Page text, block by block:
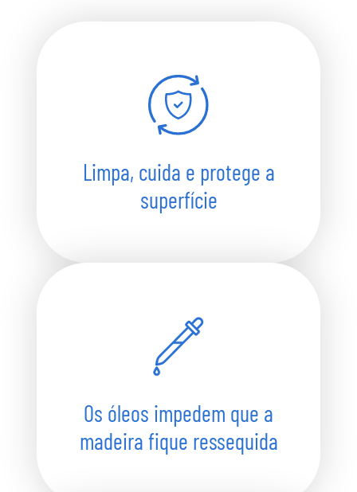
Limpa, cuida e protege a
superfície
Os óleos impedem que a
madeira fique ressequida